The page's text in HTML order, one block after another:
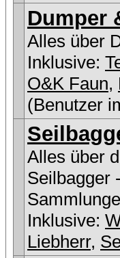
Dumper
Alles über
Inklusive:
O&K Faun,
(Benutzer
Alles über
Seilbagger
Inklusive:
Liebherr,